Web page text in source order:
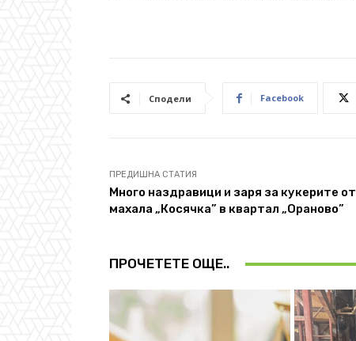
Сподели Facebook
ПРЕДИШНА СТАТИЯ
Много наздравици и заря за кукерите от
махала „Косячка” в квартал „Ораново”
ПРОЧЕТЕТЕ ОЩЕ..